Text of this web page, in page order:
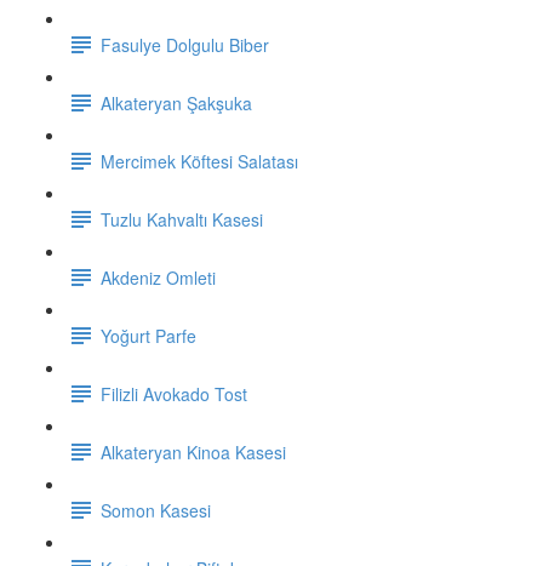
Fasulye Dolgulu Biber
Alkateryan Şakşuka
Mercimek Köftesi Salatası
Tuzlu Kahvaltı Kasesi
Akdeniz Omleti
Yoğurt Parfe
Filizli Avokado Tost
Alkateryan Kinoa Kasesi
Somon Kasesi